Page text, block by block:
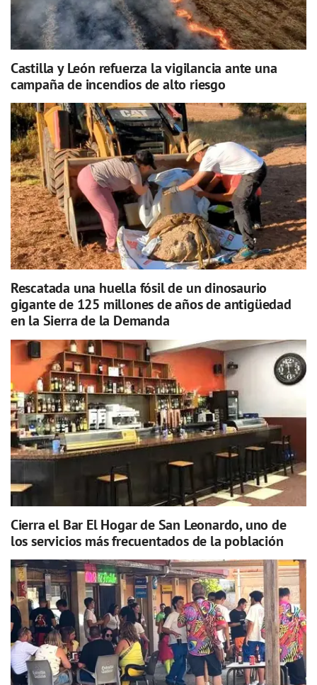
Castilla y León refuerza la vigilancia ante una
campaña de incendios de alto riesgo
Rescatada una huella fósil de un dinosaurio
gigante de 125 millones de años de antigüedad
en la Sierra de la Demanda
Cierra el Bar El Hogar de San Leonardo, uno de
los servicios más frecuentados de la población